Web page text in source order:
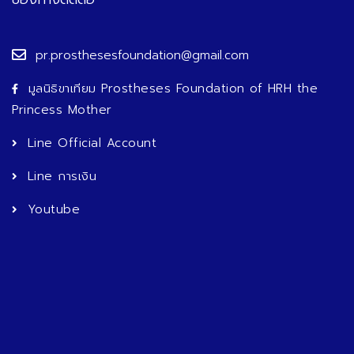
pr.prosthesesfoundation@gmail.com
มูลนิธิขาเทียม Prostheses Foundation of HRH the
Princess Mother
Line Official Account
Line การเงิน
Youtube